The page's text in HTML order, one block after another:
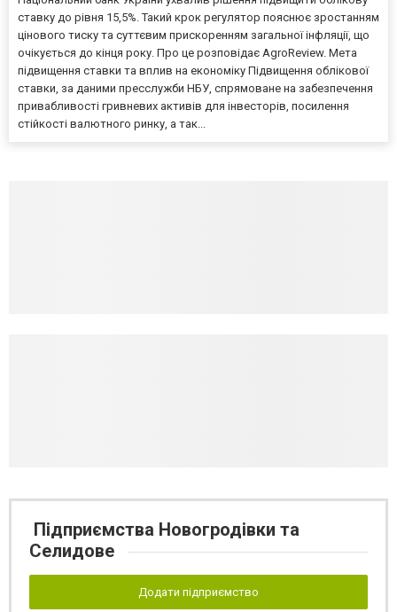
ставку до рівня 15,5%. Такий крок регулятор пояснює зростанням
цінового тиску та суттєвим прискоренням загальної інфляції, що
очікується до кінця року. Про це розповідає AgroReview. Мета
підвищення ставки та вплив на економіку Підвищення облікової
ставки, за даними пресслужби НБУ, спрямоване на забезпечення
привабливості гривневих активів для інвесторів, посилення
стійкості валютного ринку, а так...
Підприємства Новогродівки та
Селидове
Додати підприємство